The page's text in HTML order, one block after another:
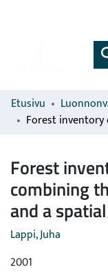
Etusivu
Forest
combining
and a
Lappi, Juha
2001